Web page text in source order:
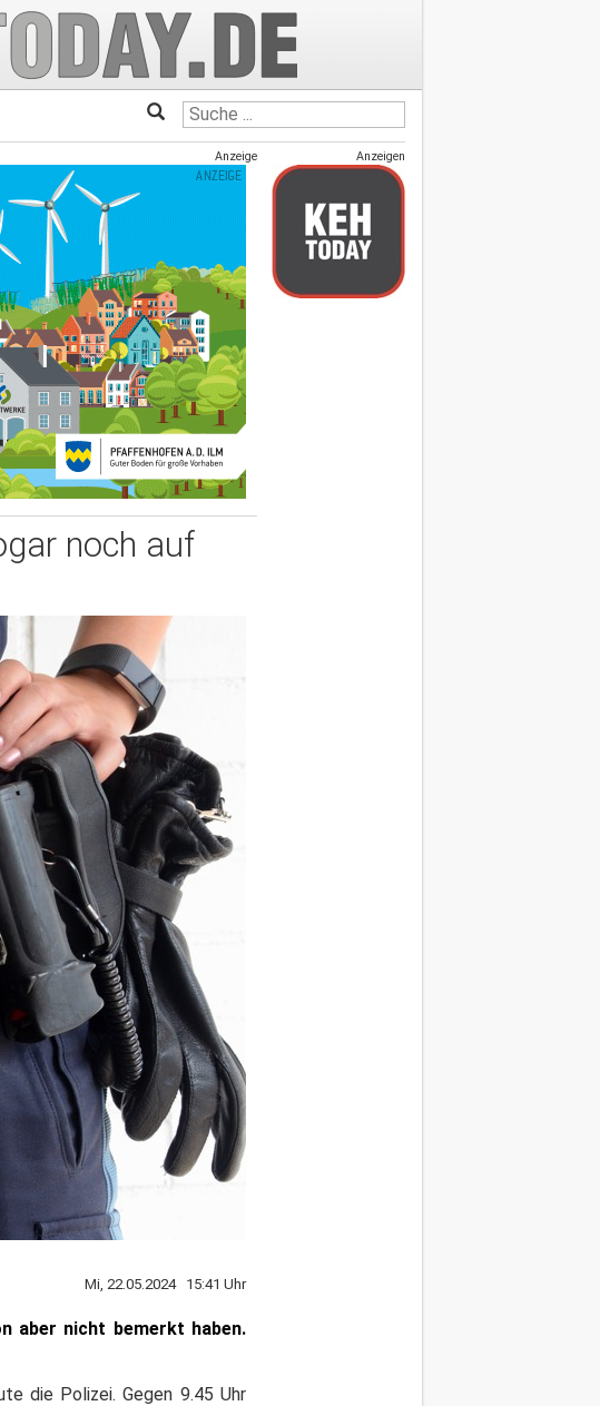
Anzeige
noch auf
Mi, 22.05.2024 15:41 Uhr
aber nicht bemerkt haben.
die Polizei. Gegen 9.45 Uhr
Anzeigen